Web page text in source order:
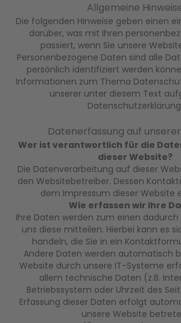
Allgemeine
Die folgenden Hinweise geben einen
darüber, was mit Ihren
passiert, wenn Sie unsere
Personenbezogene Daten sind alle
persönlich identifiziert werden
Informationen zum Thema
unserer unter diesem Text
Datenerfassung auf
Wer ist verantwortlich für die
dieser Website?
Die Datenverarbeitung auf dieser
den Websitebetreiber. Dessen
dem Impressum dieser Website
Wie erfassen wir Ihre
Ihre Daten werden zum einen dadurch
uns diese mitteilen. Hierbei kann es
handeln, die Sie in ein
Andere Daten werden automatisch
Website durch unsere IT-Systeme
allem technische Daten (z.B.
Betriebssystem oder Uhrzeit des
Erfassung dieser Daten erfolgt
unsere Website